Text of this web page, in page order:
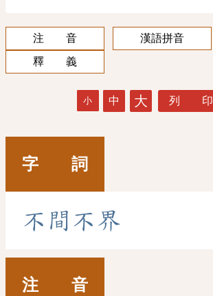
注 音
漢語拼音
釋 義
小 中 大 列 印
字 詞
不 間 不 界
注 音